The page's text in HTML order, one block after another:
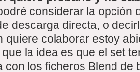
considerar la opción
descarga directa, o
quiere colaborar estoy
la idea es que el set
con los ficheros Blend de